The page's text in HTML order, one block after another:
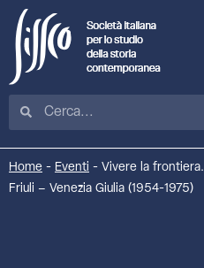
Home - Eventi - Vivere la
Friuli – Venezia Giulia (1954-1975)